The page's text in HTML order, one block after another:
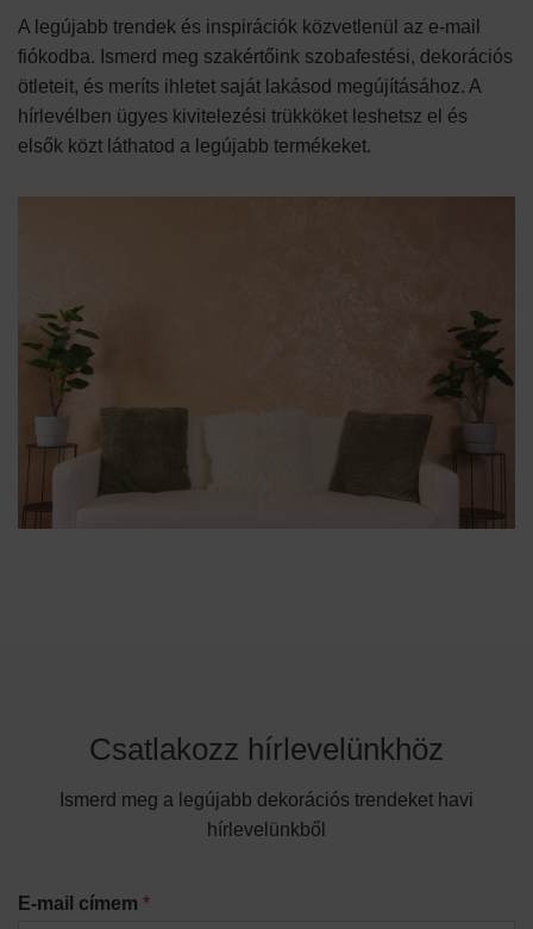
A legújabb trendek és inspirációk közvetlenül az e-mail
fiókodba. Ismerd meg szakértőink szobafestési, dekorációs
ötleteit, és meríts ihletet saját lakásod megújításához. A
hírlevélben ügyes kivitelezési trükköket leshetsz el és
elsők közt láthatod a legújabb termékeket.
Csatlakozz hírlevelünkhöz
Ismerd meg a legújabb dekorációs trendeket havi
hírlevelünkből
E-mail címem *